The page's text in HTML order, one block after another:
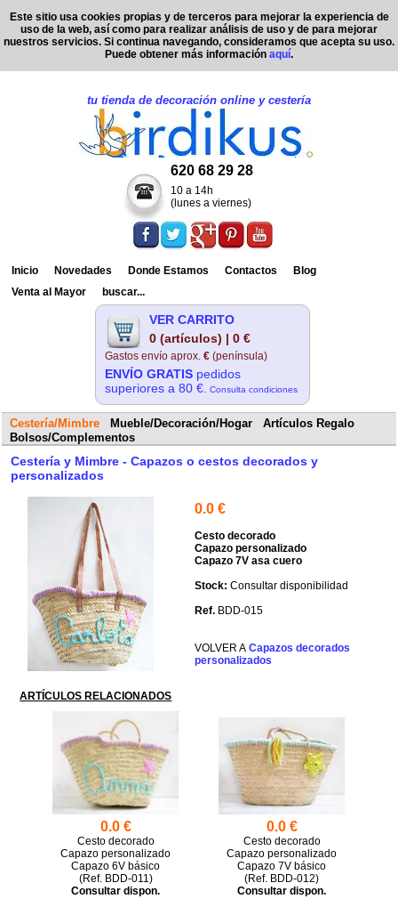
tu tienda de decoración online y cestería
620 68 29 28
10 a 14h
(lunes a viernes)
Inicio Novedades Donde Estamos Contactos
Blog
Venta al Mayor
buscar...
VER CARRITO
0 (artículos) | 0 €
Gastos envío aprox. € (península)
ENVÍO GRATIS pedidos
superiores a 80 €.
Consulta condiciones
Cestería/Mimbre Mueble/Decoración/Hogar
Artículos Regalo
Bolsos/Complementos
Cestería y Mimbre - Capazos o cestos decorados y
personalizados
0.0 €
Cesto decorado
Capazo personalizado
Capazo 7V asa cuero
Consultar disponibilidad
BDD-015
Capazos decorados
personalizados
ARTÍCULOS RELACIONADOS
0.0 €
Cesto decorado
Capazo personalizado
Capazo 6V básico
(
BDD-011)
Consultar dispon.
0.0 €
Cesto decorado
Capazo personalizado
Capazo 7V básico
(
BDD-012)
Consultar dispon.
Este sitio usa cookies propias y de terceros para mejorar la experiencia de
uso de la web, así como para realizar análisis de uso y de para mejorar
nuestros servicios. Si continua navegando, consideramos que acepta su uso.
Puede obtener más información aquí.